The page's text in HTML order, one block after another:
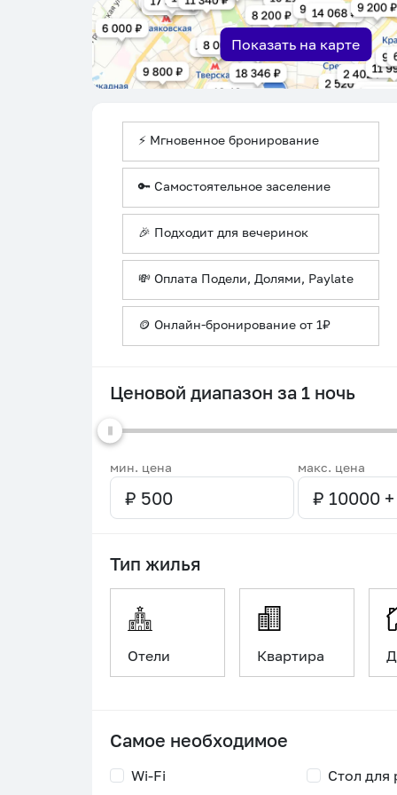
Показать на карте
⚡ Мгновенное бронирование
🔑 Самостоятельное заселение
🎉 Подходит для вечеринок
💸 Оплата Подели, Долями, Paylate
🪙 Онлайн-бронирование от 1₽
Ценовой диапазон за 1 ночь
мин. цена макс. цена
Тип жилья
Отели Квартира
Самое необходимое
Wi-Fi
Стол для